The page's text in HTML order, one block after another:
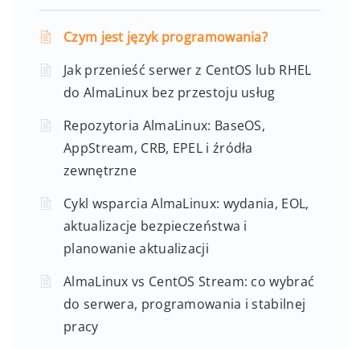
Czym jest język programowania?
Jak przenieść serwer z CentOS lub RHEL
do AlmaLinux bez przestoju usług
Repozytoria AlmaLinux: BaseOS,
AppStream, CRB, EPEL i źródła
zewnętrzne
Cykl wsparcia AlmaLinux: wydania, EOL,
aktualizacje bezpieczeństwa i
planowanie aktualizacji
AlmaLinux vs CentOS Stream: co wybrać
do serwera, programowania i stabilnej
pracy